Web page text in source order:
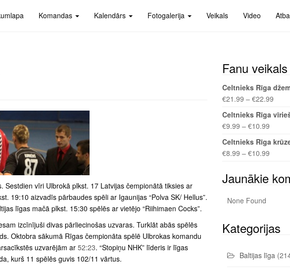
Komandas Kalendārs Fotogalerija Veikals Video
vīri Ulbrokā plkst. 17 Latvijas čempionātā tiksies ar
19:10 aizvadīs pārbaudes spēli ar Igaunijas “Polva SK/ Hellus”.
līgas mačā plkst. 15:30 spēlēs ar vietējo “Riihimaen Cocks”.
izcīnījuši divas pārliecinošas uzvaras. Turklāt abās spēlēs
Oktobra sākumā Rīgas čempionāta spēlē Ulbrokas komandu
uzvarējām ar 52:23. “Stopiņu NHK” līderis ir līgas
kurš 11 spēlēs guvis 102/11 vārtus.
Fanu veikals
Celtnieks Rīga
€21.99 – €22.99
Celtnieks Rīga
€9.99 – €10.99
Celtnieks Rīga
€8.99 – €10.99
Jaunākie
None Found
Kategorijas
Baltijas līga